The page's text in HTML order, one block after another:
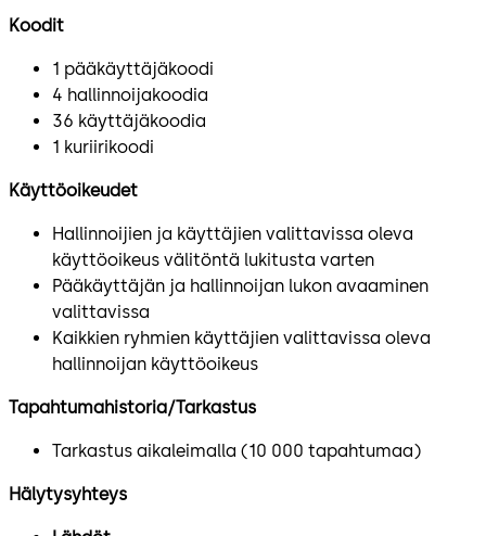
Koodit
1 pääkäyttäjäkoodi
4 hallinnoijakoodia
36 käyttäjäkoodia
1 kuriirikoodi
Käyttöoikeudet
Hallinnoijien ja käyttäjien valittavissa oleva
käyttöoikeus välitöntä lukitusta varten
Pääkäyttäjän ja hallinnoijan lukon avaaminen
valittavissa
Kaikkien ryhmien käyttäjien valittavissa oleva
hallinnoijan käyttöoikeus
Tapahtumahistoria/Tarkastus
Tarkastus aikaleimalla (10 000 tapahtumaa)
Hälytysyhteys